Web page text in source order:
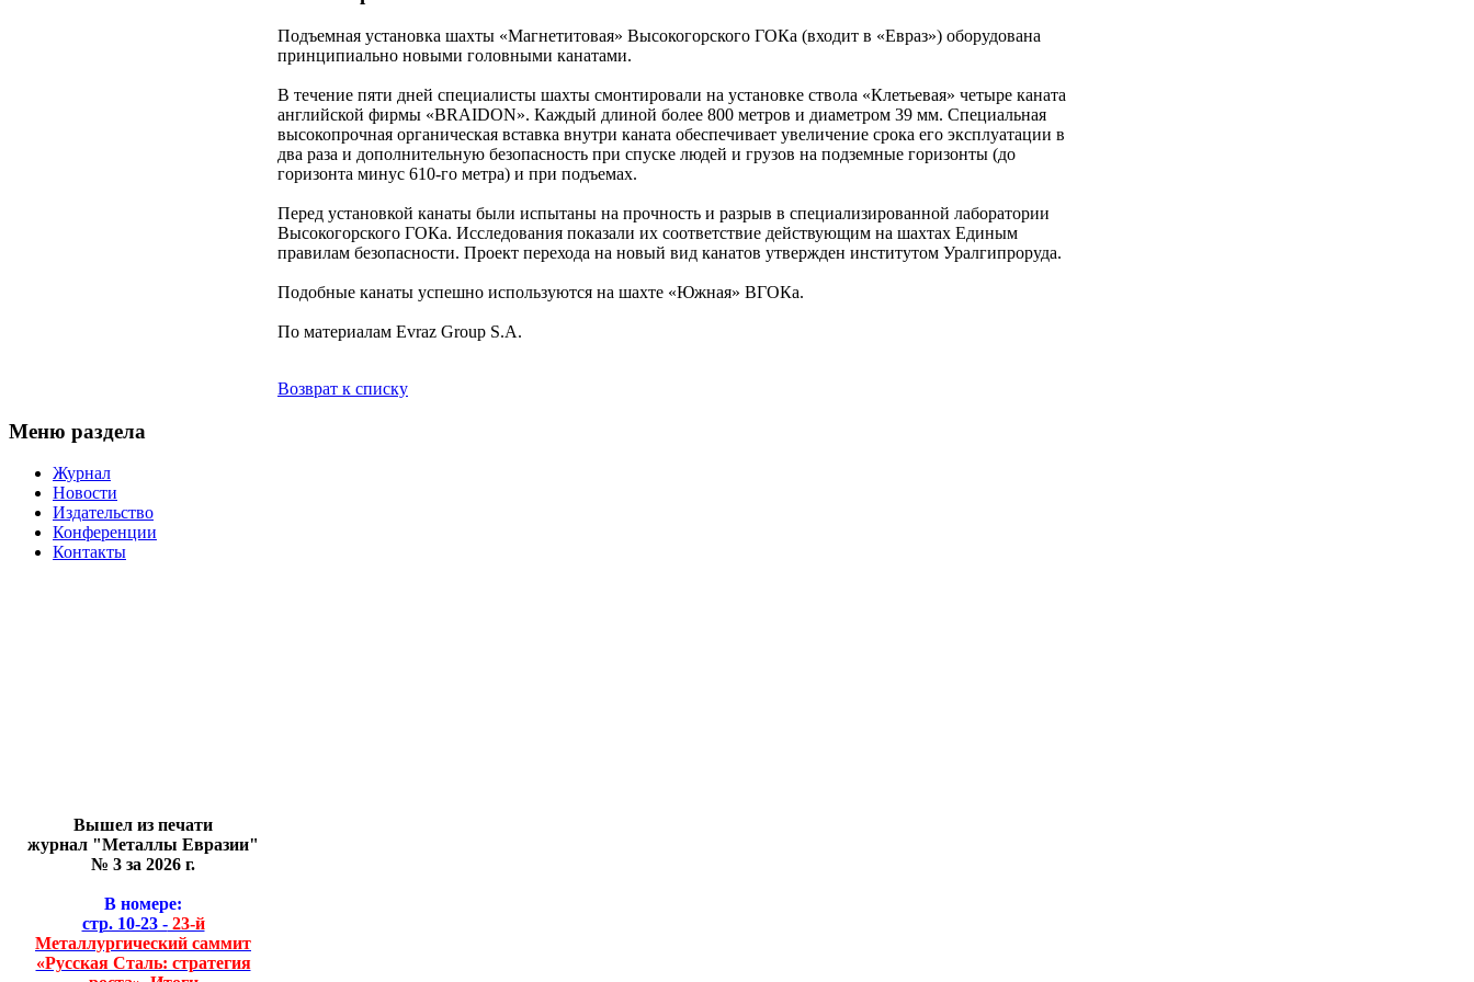
Подъемная установка шахты «Магнетитовая» Высокогорского ГОКа (входит в «Евраз») оборудована
принципиально новыми головными канатами.
В течение пяти дней специалисты шахты смонтировали на установке ствола «Клетьевая» четыре каната
английской фирмы «BRAIDON». Каждый длиной более 800 метров и диаметром 39 мм. Специальная
высокопрочная органическая вставка внутри каната обеспечивает увеличение срока его эксплуатации в
два раза и дополнительную безопасность при спуске людей и грузов на подземные горизонты (до
горизонта минус 610-го метра) и при подъемах.
Перед установкой канаты были испытаны на прочность и разрыв в специализированной лаборатории
Высокогорского ГОКа. Исследования показали их соответствие действующим на шахтах Единым
правилам безопасности. Проект перехода на новый вид канатов утвержден институтом Уралгипроруда.
Подобные канаты успешно используются на шахте «Южная» ВГОКа.
По материалам Evraz Group S.A.
Возврат к списку
Меню раздела
Журнал
Новости
Издательство
Конференции
Контакты
Вышел из печати
журнал "Металлы Евразии"
№ 3 за 2026 г.
В номере:
стр. 10-23 -23-й
Металлургический саммит
«Русская Сталь: стратегия